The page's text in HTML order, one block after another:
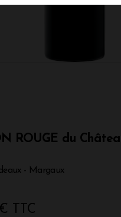
ROUGE du
- Margaux
€ TTC